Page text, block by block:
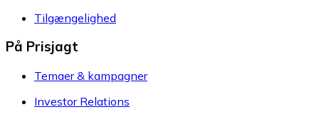
Tilgængelighed
På Prisjagt
Temaer & kampagner
Investor Relations